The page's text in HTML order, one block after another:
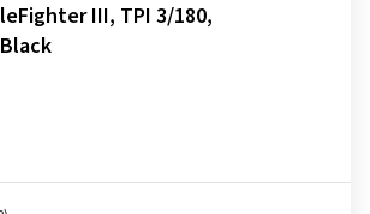
III, TPI 3/180,